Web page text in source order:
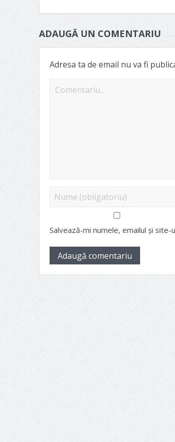
ADAUGĂ UN COMENTARIU
Adresa ta de email nu va fi
Salvează-mi numele, emailul și